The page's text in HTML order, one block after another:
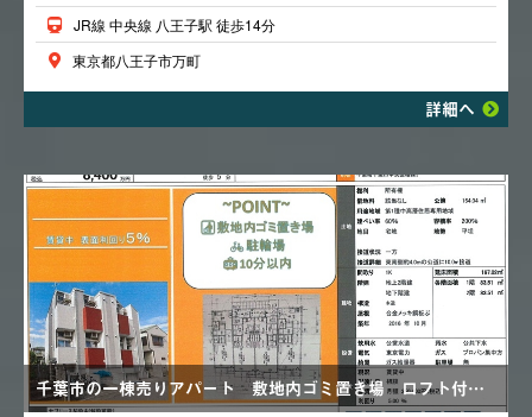
JR線 中央線 八王子駅 徒歩14分
東京都八王子市万町
詳細へ
千葉市の一棟売りアパート 敷地内ゴミ置き場 ロフト付き